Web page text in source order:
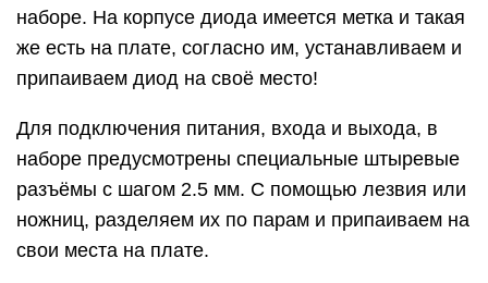
наборе. На корпусе диода имеется метка и такая
же есть на плате, согласно им, устанавливаем и
припаиваем диод на своё место!
Для подключения питания, входа и выхода, в
наборе предусмотрены специальные штыревые
разъёмы с шагом 2.5 мм. С помощью лезвия или
ножниц, разделяем их по парам и припаиваем на
свои места на плате.